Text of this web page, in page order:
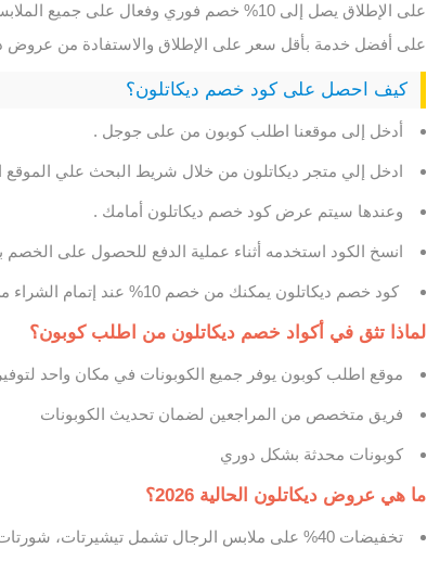
على الإطلاق يصل إلى 10% خصم فوري وفعال على
على أفضل خدمة بأقل سعر على الإطلاق والاستفادة من عروض
كيف احصل على كود خصم ديكاتلون؟
أدخل إلى موقعنا اطلب كوبون من على جوجل .
ادخل إلي متجر ديكاتلون من خلال شريط البحث علي الموقع
وعندها سيتم عرض كود خصم ديكاتلون أمامك .
انسخ الكود استخدمه أثناء عملية الدفع للحصول على
كود خصم ديكاتلون يمكنك من خصم 10% عند إتمام الشراء من داخل متجر ديكاتلون.
لماذا تثق في أكواد خصم ديكاتلون من اطلب كوبون؟
موقع اطلب كوبون يوفر جميع الكوبونات في مكان واحد
فريق متخصص من المراجعين لضمان تحديث الكوبونات
كوبونات محدثة بشكل دوري
ما هي عروض ديكاتلون الحالية 2026؟
تخفيضات 40% على ملابس الرجال تشمل تيشيرتات، شورتات، جاكيتات وملابس اللياقة.